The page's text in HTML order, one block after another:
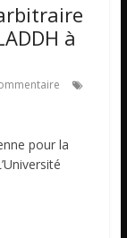
à
pour la